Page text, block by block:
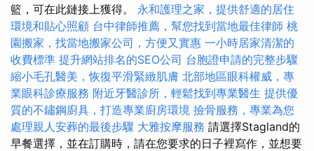
籃，可在此鏈接上獲得。 永和護理之家，提供舒適的居住
環境和貼心照顧 台中律師推薦，幫您找到當地最佳律師 桃
園搬家，找當地搬家公司，方便又實惠 一小時居家清潔的
收費標準 提升網站排名的SEO公司 台胞證申請的完整步驟
縮小毛孔醫美，恢復平滑緊緻肌膚 北部地區眼科權威，專
業眼科診療服務 附近牙醫診所，輕鬆找到專業醫生 提供優
質的不鏽鋼廚具，打造專業廚房環境 撿骨服務，專業為您
處理親人安葬的最後步驟 大雅按摩服務 請選擇Stagland的
早餐選擇，並在訂購時，請在您要求的日子裡寫作，並想要